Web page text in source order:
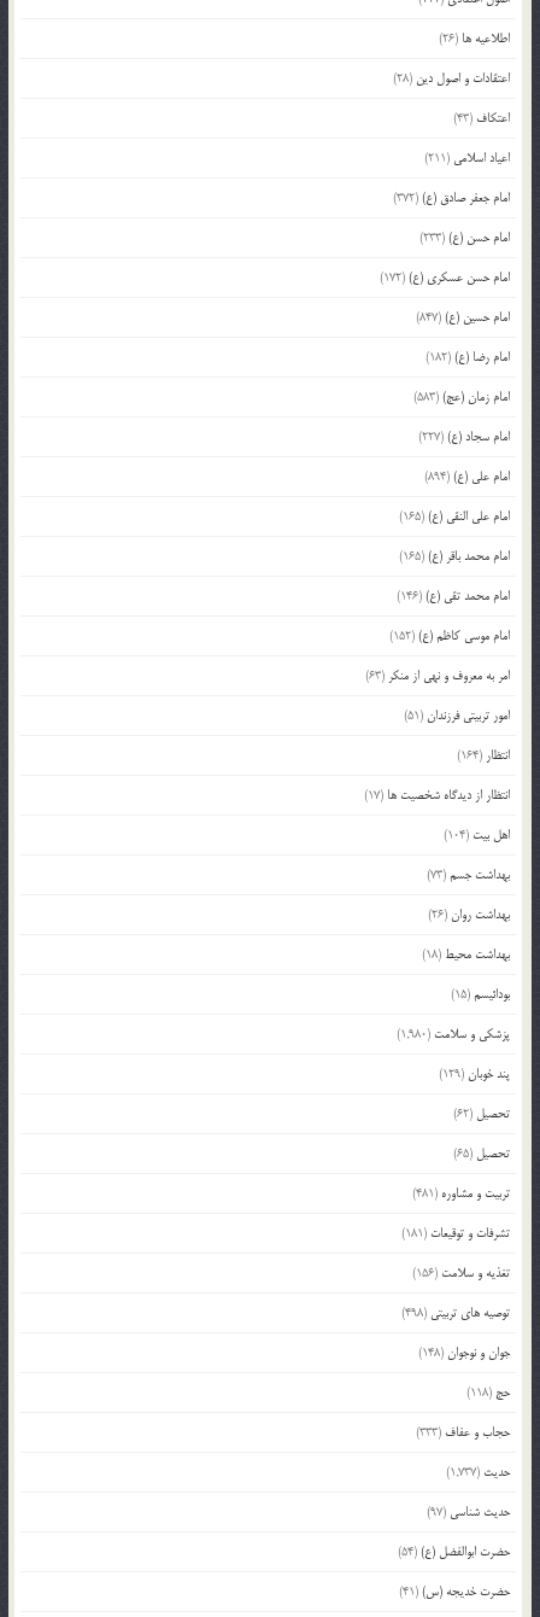
اطلاعیه ها (26)
اعتقادات و اصول دین (28)
اعتکاف (43)
اعیاد اسلامی (211)
امام جعفر صادق (ع)(372)
امام حسن (ع)(233)
امام حسن عسکری (ع)(172)
امام حسین (ع)(847)
امام رضا (ع)(182)
امام زمان (عج)(583)
امام سجاد (ع)(227)
امام علی (ع)(894)
امام علی النقی (ع)(165)
امام محمد باقر (ع)(165)
امام محمد تقی (ع)(146)
امام موسی کاظم (ع)(152)
امر به معروف و نهی از منکر (63)
امور تربیتی فرزندان(51)
انتظار (164)
انتظار از دیدگاه شخصیت ها (17)
اهل بیت (104)
بهداشت جسم(73)
بهداشت روان(26)
بهداشت محیط (18)
بودائیسم(15)
پزشکی و سلامت (1,980)
پند خوبان(129)
تحصیل (62)
تحصیل (65)
تربیت و مشاوره (481)
تشرفات و توقیعات (181)
تغذیه و سلامت (156)
توصیه های تربیتی (498)
جوان و نوجوان(148)
حج (118)
حجاب و عفاف (333)
حدیث (1,737)
حدیث شناسی (97)
حضرت ابوالفضل (ع)(54)
حضرت خدیجه (س)(41)